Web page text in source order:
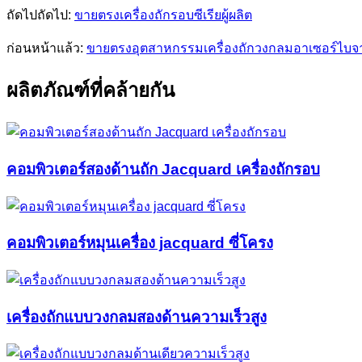
ถัดไปถัดไป: ขายตรงเครื่องถักรอบซีเรียผู้ผลิต
ก่อนหน้าแล้ว: ขายตรงอุตสาหกรรมเครื่องถักวงกลมอาเซอร์ไบ
ผลิตภัณฑ์ที่คล้ายกัน
คอมพิวเตอร์สองด้านถัก Jacquard เครื่องถักรอบ
คอมพิวเตอร์หมุนเครื่อง jacquard ซี่โครง
เครื่องถักแบบวงกลมสองด้านความเร็วสูง